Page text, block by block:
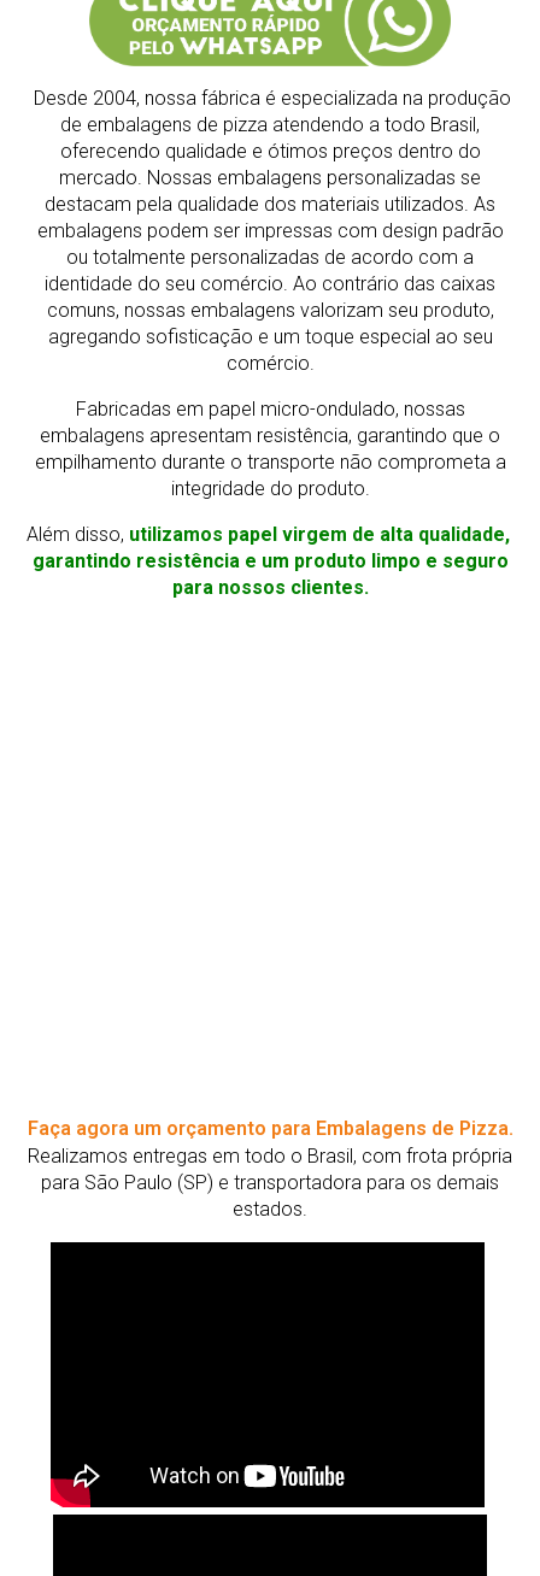
Desde 2004, nossa fábrica é especializada na produção
de embalagens de pizza atendendo a todo Brasil,
oferecendo qualidade e ótimos preços dentro do
mercado. Nossas embalagens personalizadas se
destacam pela qualidade dos materiais utilizados. As
embalagens podem ser impressas com design padrão
ou totalmente personalizadas de acordo com a
identidade do seu comércio. Ao contrário das caixas
comuns, nossas embalagens valorizam seu produto,
agregando sofisticação e um toque especial ao seu
comércio.
Fabricadas em papel micro-ondulado, nossas
embalagens apresentam resistência, garantindo que o
empilhamento durante o transporte não comprometa a
integridade do produto.
Além disso, utilizamos papel virgem de alta qualidade,
garantindo resistência e um produto limpo e seguro
para nossos clientes.
Faça agora um orçamento para Embalagens de Pizza.
Realizamos entregas em todo o Brasil, com frota própria
para São Paulo (SP) e transportadora para os demais
estados.